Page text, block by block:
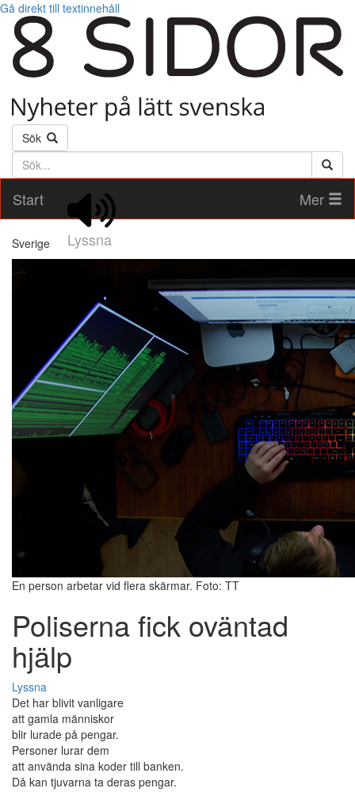
Gå direkt till textinnehåll
Sök
Söktext
Start
Lyssna
Mer
Sverige
En person arbetar vid flera skärmar. Foto: TT
Poliserna fick oväntad
hjälp
Lyssna
Det har blivit vanligare
att gamla människor
blir lurade på pengar.
Personer lurar dem
att använda sina koder till banken.
Då kan tjuvarna ta deras pengar.